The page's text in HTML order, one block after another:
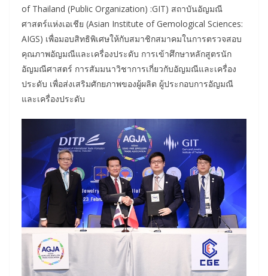
of Thailand (Public Organization) :GIT) สถาบันอัญมณี
ศาสตร์แห่งเอเชีย (Asian Institute of Gemological Sciences:
AIGS) เพื่อมอบสิทธิพิเศษให้กับสมาชิกสมาคมในการตรวจสอบ
คุณภาพอัญมณีและเครื่องประดับ การเข้าศึกษาหลักสูตรนัก
อัญมณีศาสตร์ การสัมมนาวิชาการเกี่ยวกับอัญมณีและเครื่อง
ประดับ เพื่อส่งเสริมศักยภาพของผู้ผลิต ผู้ประกอบการอัญมณี
และเครื่องประดับ